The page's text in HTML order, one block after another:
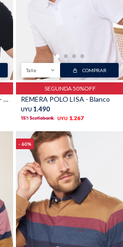
REMERA POLO JERSEY LISA - Negro
Talle COMPRAR
SEGUNDA 50%OFF
REMERA POLO LISA - Blanco
UYU 1.490
UYU 1.267
60